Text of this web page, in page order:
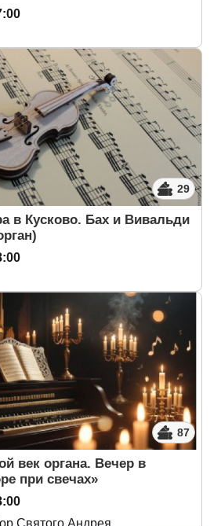
29
в Кусково. Бах и Вивальди
87
век органа. Вечер в
при свечах»
Святого Андрея